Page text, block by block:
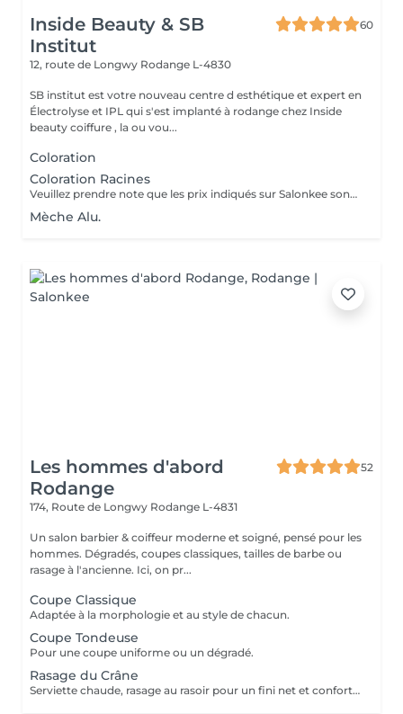
Inside Beauty & SB
Institut
60
12, route de Longwy Rodange L-4830
SB institut est votre nouveau centre d esthétique et expert en
Électrolyse et IPL qui s'est implanté à rodange chez Inside
beauty coiffure , la ou vou...
Coloration
Coloration Racines
Veuillez prendre note que les prix indiqués sur Salonkee sont communiqués à titre informatif et s'entendent de base. Ces derniers sont susceptibles de varier selon le diagnostic réalisé à votre arrivée au salon et l'expertise du professionnel à qui vous confiez votre beauté. Dans tous les cas, un devis précis vous sera proposé et toutes réalisations de prestations seront effectuées avec votre accord. Un grand merci d'avance pour votre compréhension. Au plaisir de vous recevoir très vite.
Mèche Alu.
Les hommes d'abord
Rodange
52
174, Route de Longwy Rodange L-4831
Un salon barbier & coiffeur moderne et soigné, pensé pour les
hommes. Dégradés, coupes classiques, tailles de barbe ou
rasage à l'ancienne. Ici, on pr...
Coupe Classique
Adaptée à la morphologie et au style de chacun.
Coupe Tondeuse
Pour une coupe uniforme ou un dégradé.
Rasage du Crâne
Serviette chaude, rasage au rasoir pour un fini net et confortable.